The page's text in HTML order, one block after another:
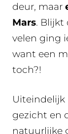
deur, maar
Mars. Blijkt
velen ging
want een
toch?!
Uiteindelijk
gezicht en
natuurlijke